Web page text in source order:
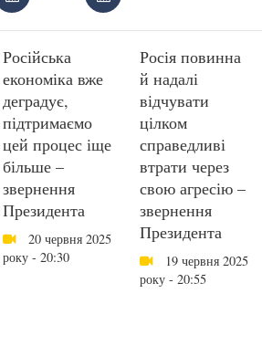
Російська
економіка вже
деградує,
підтримаємо
цей процес іще
більше –
звернення
Президента
20 червня 2025
року - 20:30
Росія повинна
й надалі
відчувати
цілком
справедливі
втрати через
свою агресію –
звернення
Президента
19 червня 2025
року - 20:55